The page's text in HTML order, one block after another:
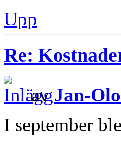
Upp
Re:
avJan-
I september